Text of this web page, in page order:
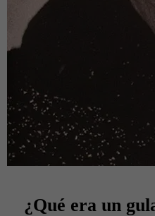
¿Qué era un